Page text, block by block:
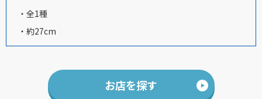
・全1種
・約27cm
お店を探す